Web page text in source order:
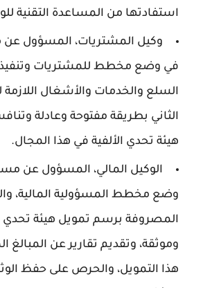
استفادتها من المساعدة التقنية
وكيل المشتريات، المسؤول عن
في وضع مخطط للمشتريات وتنفيذ
السلع والخدمات والأشغال اللازمة
الثاني بطريقة مفتوحة وعادلة
هيئة تحدي الألفية في هذا المجال.
الوكيل المالي، المسؤول عن
وضع مخطط المسؤولية المالية،
المصروفة برسم تمويل هيئة تحدي
وموثقة، وتقديم تقارير عن
هذا التمويل، والحرص على حفظ